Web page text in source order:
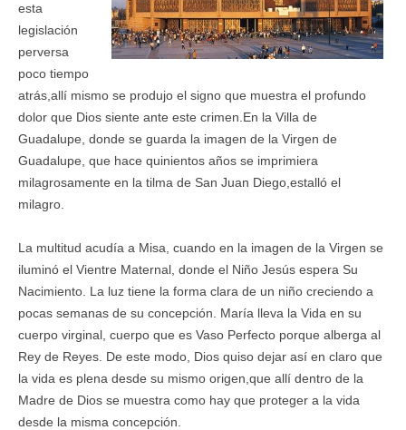
esta
legislación
perversa
poco tiempo
atrás,allí mismo se produjo el signo que muestra el profundo
dolor que Dios siente ante este crimen.En la Villa de
Guadalupe, donde se guarda la imagen de la Virgen de
Guadalupe, que hace quinientos años se imprimiera
milagrosamente en la tilma de San Juan Diego,estalló el
milagro.
La multitud acudía a Misa, cuando en la imagen de la Virgen se
iluminó el Vientre Maternal, donde el Niño Jesús espera Su
Nacimiento. La luz tiene la forma clara de un niño creciendo a
pocas semanas de su concepción. María lleva la Vida en su
cuerpo virginal, cuerpo que es Vaso Perfecto porque alberga al
Rey de Reyes. De este modo, Dios quiso dejar así en claro que
la vida es plena desde su mismo origen,que allí dentro de la
Madre de Dios se muestra como hay que proteger a la vida
desde la misma concepción.